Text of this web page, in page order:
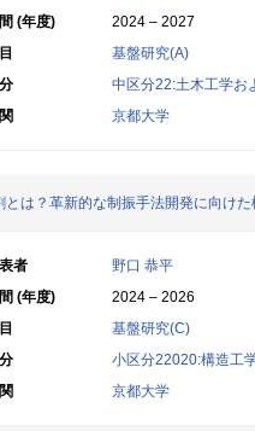
(年度)
2024 – 2027
基盤研究(A)
中区分22:土木工学お
京都大学
とは？革新的な制振手法開発に向け
者
野口 恭平
(年度)
2024 – 2026
基盤研究(C)
小区分22020:構造工
京都大学